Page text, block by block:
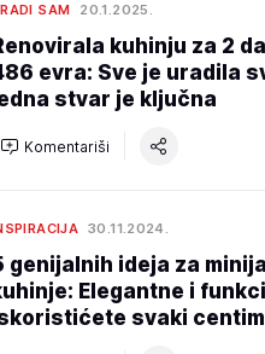
SAM 20.1.2025.
kuhinju za 2
evra: Sve je uradila
stvar je ključna
Komentariši
30.11.2024.
genijalnih ideja za
Elegantne i
svaki